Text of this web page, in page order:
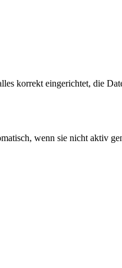
korrekt eingerichtet, die
wenn sie nicht aktiv